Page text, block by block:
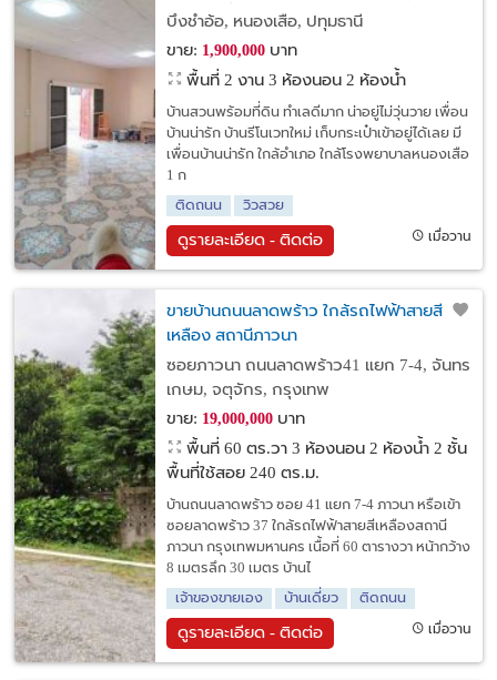
วุ่นวาย เพื่อนบ้านน่ารัก #บ้านรีโนเวทใหม่ เก็บ
บึงชำอ้อ, หนองเสือ, ปทุมธานี
ขาย: 1,900,000บาท
พื้นที่ 2 งาน 3 ห้องนอน 2 ห้องน้ำ
บ้านสวนพร้อมที่ดิน ทำเลดีมาก น่าอยู่ไม่วุ่นวาย เพื่อน
บ้านน่ารัก บ้านรีโนเวทใหม่ เก็บกระเป๋าเข้าอยู่ได้เลย มี
เพื่อนบ้านน่ารัก ใกล้อำเภอ ใกล้โรงพยาบาลหนองเสือ
1 ก
ติดถนน
วิวสวย
ดูรายละเอียด - ติดต่อ เมื่อวาน
ขายบ้านถนนลาดพร้าว ใกล้รถไฟฟ้าสายสี
เหลือง สถานีภาวนา
ซอยภาวนา ถนนลาดพร้าว41 แยก 7-4, จันทร
เกษม, จตุจักร, กรุงเทพ
ขาย: 19,000,000บาท
พื้นที่ 60 ตร.วา 3 ห้องนอน 2 ห้องน้ำ 2 ชั้น
พื้นที่ใช้สอย 240 ตร.ม.
บ้านถนนลาดพร้าว ซอย 41 แยก 7-4 ภาวนา หรือเข้า
ซอยลาดพร้าว 37 ใกล้รถไฟฟ้าสายสีเหลืองสถานี
ภาวนา กรุงเทพมหานคร เนื้อที่ 60 ตารางวา หน้ากว้าง
8 เมตรลึก 30 เมตร บ้านไ
เจ้าของขายเอง
บ้านเดี่ยว ติดถนน
ดูรายละเอียด - ติดต่อ เมื่อวาน